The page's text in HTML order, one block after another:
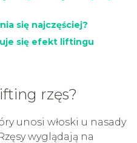
się najczęściej?
się efekt liftingu
rzęs?
unosi włoski u nasady
wyglądają na